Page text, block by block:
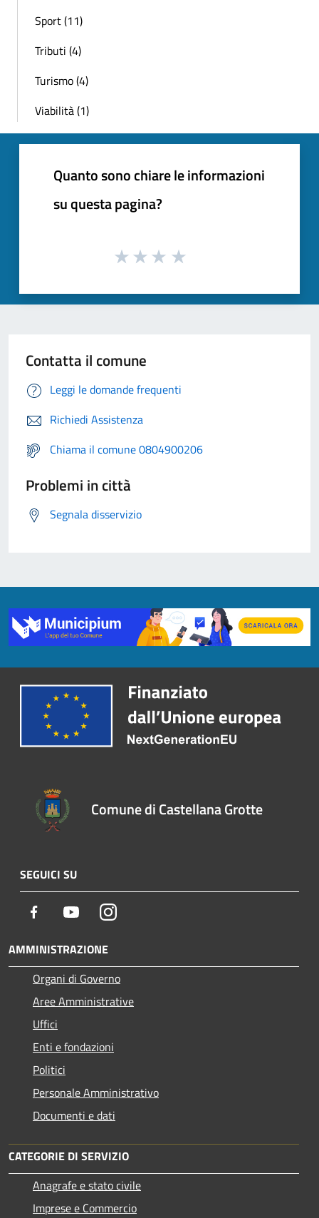
Sport (11)
Tributi (4)
Turismo (4)
Viabilità (1)
Quanto sono chiare le informazioni
su questa pagina?
Contatta il comune
Leggi le domande frequenti
Richiedi Assistenza
Chiama il comune 0804900206
Problemi in città
Segnala disservizio
Comune di Castellana Grotte
SEGUICI SU
Facebook YoutubeInstagram
AMMINISTRAZIONE
Organi di Governo
Aree Amministrative
Uffici
Enti e fondazioni
Politici
Personale Amministrativo
Documenti e dati
CATEGORIE DI SERVIZIO
Anagrafe e stato civile
Imprese e Commercio